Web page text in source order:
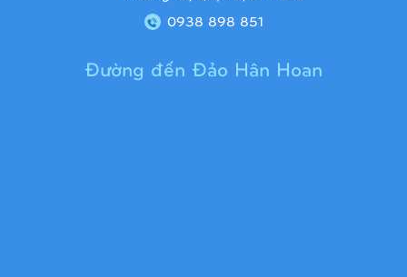
0938 898 851
Đường đến Đảo Hân Hoan